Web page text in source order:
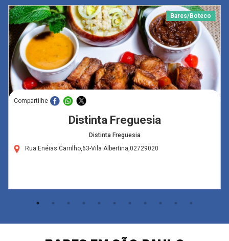
Bares/Boteco
Compartilhe
Distinta Freguesia
Distinta Freguesia
Rua Enéias Carrilho,63-Vila Albertina,02729020